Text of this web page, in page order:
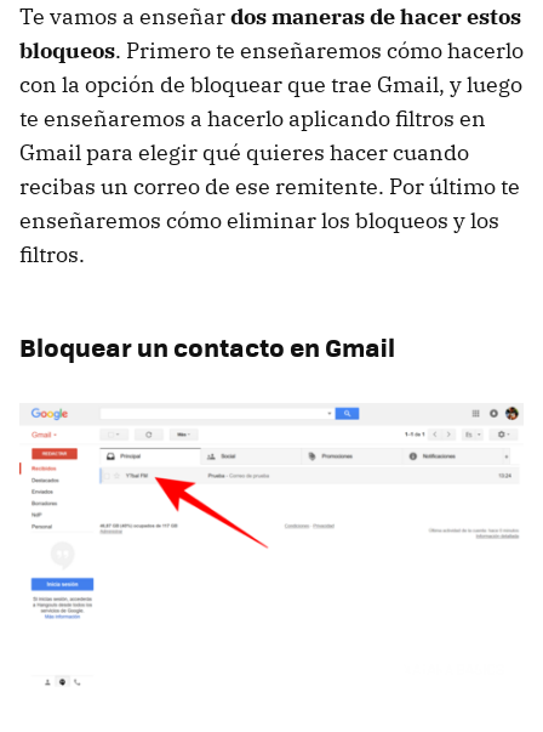
Te vamos a enseñardos maneras de hacer estos
bloqueos. Primero te enseñaremos cómo hacerlo
con la opción de bloquear que trae Gmail, y luego
te enseñaremos a hacerlo aplicando filtros en
Gmail para elegir qué quieres hacer cuando
recibas un correo de ese remitente. Por último te
enseñaremos cómo eliminar los bloqueos y los
filtros.
Bloquear un contacto en Gmail